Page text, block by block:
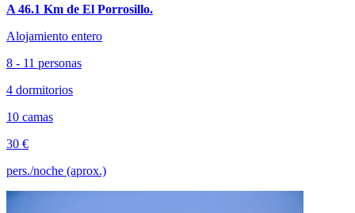
A 46.1 Km de El Porrosillo.
Alojamiento entero
8 - 11 personas
4 dormitorios
10 camas
30 €
pers./noche (aprox.)